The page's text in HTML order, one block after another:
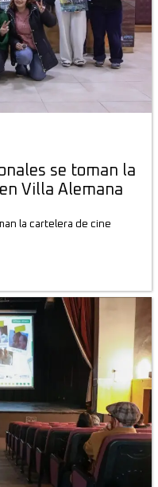
se toman la
Villa Alemana
la cartelera de cine